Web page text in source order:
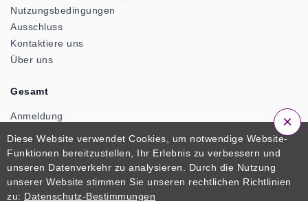
Nutzungsbedingungen
Ausschluss
Kontaktiere uns
Über uns
Gesamt
Anmeldung
© 2026 ClassTools24. Ein offizielles Produkt von
Zactonz Technologies. Alle Rechte vorbehalten
Diese Website verwendet Cookies, um notwendige Website-
Funktionen bereitzustellen, Ihr Erlebnis zu verbessern und
unseren Datenverkehr zu analysieren. Durch die Nutzung
unserer Website stimmen Sie unseren rechtlichen Richtlinien
zu: Datenschutz-Bestimmungen
×